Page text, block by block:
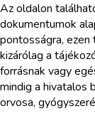
Az oldalon
dokumentumok
pontosságra,
kizárólag a
forrásnak vagy
mindig a hivatalos
orvosa,